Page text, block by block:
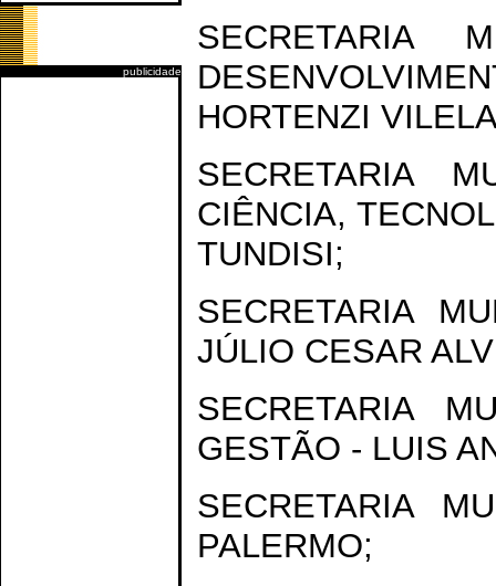
publicidade
SECRETARIA
HORTENZI
SECRETARIA
CIÊNCIA,
TUNDISI;
SECRETARIA
JÚLIO CESAR
SECRETARIA
GESTÃO - LUIS
SECRETARIA
PALERMO;